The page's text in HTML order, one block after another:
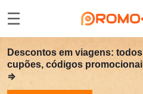
Descontos em viagens:
cupões, códigos
⇒